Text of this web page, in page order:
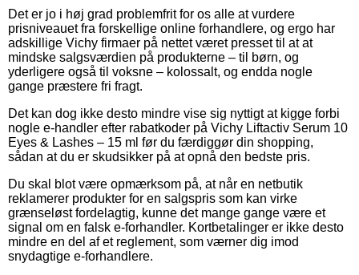
Det er jo i høj grad problemfrit for os alle at vurdere
prisniveauet fra forskellige online forhandlere, og ergo har
adskillige Vichy firmaer på nettet været presset til at at
mindske salgsværdien på produkterne – til børn, og
yderligere også til voksne – kolossalt, og endda nogle
gange præstere fri fragt.
Det kan dog ikke desto mindre vise sig nyttigt at kigge forbi
nogle e-handler efter rabatkoder på Vichy Liftactiv Serum 10
Eyes & Lashes – 15 ml før du færdiggør din shopping,
sådan at du er skudsikker på at opnå den bedste pris.
Du skal blot være opmærksom på, at når en netbutik
reklamerer produkter for en salgspris som kan virke
grænseløst fordelagtig, kunne det mange gange være et
signal om en falsk e-forhandler. Kortbetalinger er ikke desto
mindre en del af et reglement, som værner dig imod
snydagtige e-forhandlere.